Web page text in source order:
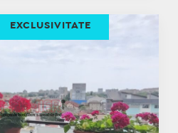
EXCLUSIVITATE